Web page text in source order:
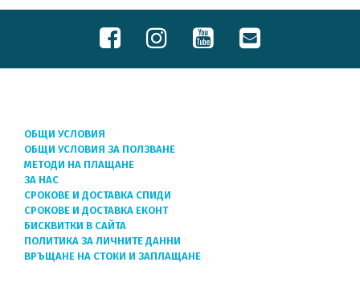
ОБЩИ УСЛОВИЯ
ОБЩИ УСЛОВИЯ ЗА ПОЛЗВАНЕ
МЕТОДИ НА ПЛАЩАНЕ
ЗА НАС
СРОКОВЕ И ДОСТАВКА СПИДИ
СРОКОВЕ И ДОСТАВКА ЕКОНТ
БИСКВИТКИ В САЙТА
ПОЛИТИКА ЗА ЛИЧНИТЕ ДАННИ
ВРЪЩАНЕ НА СТОКИ И ЗАПЛАЩАНЕ